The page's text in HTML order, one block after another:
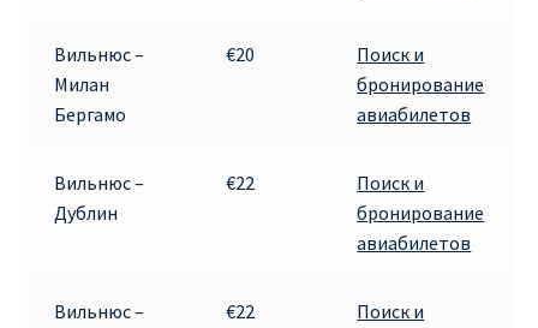
Кипр
Милан
Вильнюс –
Милан
Бергамо
€20
Поиск и
бронирование
авиабилетов
Вильнюс –
Дублин
€22
Поиск и
бронирование
авиабилетов
Вильнюс –
€22
Поиск и